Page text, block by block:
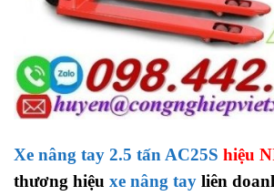
Xe nâng tay 2.5 tấn AC25S hiệu
thương hiệu xe nâng tay liên